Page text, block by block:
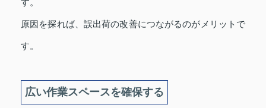
原因を探れば、誤出荷の改善につながるのがメリットで
す。
広い作業スペースを確保する